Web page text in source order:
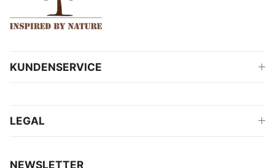
KUNDENSERVICE
LEGAL
NEWSLETTER